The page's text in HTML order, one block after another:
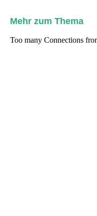
Mehr zum Thema